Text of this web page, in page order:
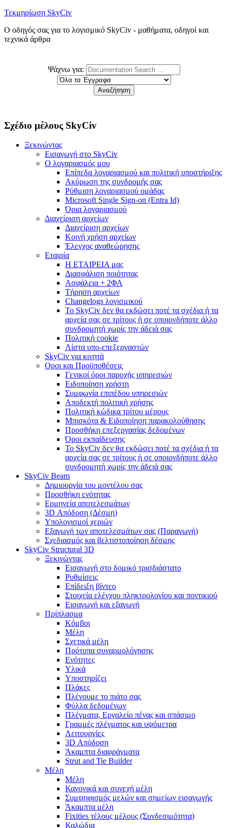
Τεκμηρίωση SkyCiv
Ο οδηγός σας για το λογισμικό SkyCiv - μαθήματα, οδηγοί και
τεχνικά άρθρα
Ψάχνω για:
Σχέδιο μέλους SkyCiv
Ξεκινώντας
Εισαγωγή στο SkyCiv
Ο λογαριασμός μου
Επίπεδα λογαριασμού και πολιτική υποστήριξης
Ακύρωση της συνδρομής σας
Ρύθμιση λογαριασμού ομάδας
Microsoft Single Sign-on (Entra Id)
Όρια λογαριασμού
Διαχείριση αρχείων
Διαχείριση αρχείων
Κοινή χρήση αρχείων
Έλεγχος αναθεώρησης
Εταιρία
Η ΕΤΑΙΡΕΙΑ μας
Διασφάλιση ποιότητας
Ασφάλεια + 2ΦΑ
Τήρηση αρχείων
Changelogs λογισμικού
Το SkyCiv δεν θα εκδώσει ποτέ τα σχέδια ή τα
αρχεία σας σε τρίτους ή σε οποιονδήποτε άλλο
συνδρομητή χωρίς την άδειά σας
Πολιτική cookie
Λίστα υπο-επεξεργαστών
SkyCiv για κινητά
Οροι και Προϋποθέσεις
Γενικοί όροι παροχής υπηρεσιών
Ειδοποίηση χρήστη
Συμφωνία επιπέδου υπηρεσιών
Αποδεκτή πολιτική χρήσης
Πολιτική κώδικα τρίτου μέρους
Μπισκότα & Ειδοποίηση παρακολούθησης
Προσθήκη επεξεργασίας δεδομένων
Όροι εκπαίδευσης
Το SkyCiv δεν θα εκδώσει ποτέ τα σχέδια ή τα
αρχεία σας σε τρίτους ή σε οποιονδήποτε άλλο
συνδρομητή χωρίς την άδειά σας
SkyCiv Beam
Δημιουργία του μοντέλου σας
Προσθήκη ενότητας
Ερμηνεία αποτελεσμάτων
3D Απόδοση (Δέσμη)
Υπολογισμοί χεριών
Εξαγωγή των αποτελεσμάτων σας (Παραγωγή)
Σχεδιασμός και βελτιστοποίηση δέσμης
SkyCiv Structural 3D
Ξεκινώντας
Εισαγωγή στο δομικό τρισδιάστατο
Ρυθμίσεις
Επίδειξη βίντεο
Στοιχεία ελέγχου πληκτρολογίου και ποντικιού
Εισαγωγή και εξαγωγή
Πρίπλασμα
Κόμβοι
Μέλη
Σχετικά μέλη
Πρότυπα συναρμολόγησης
Ενότητες
Υλικά
Υποστηρίζει
Πλάκες
Πλένουμε το πιάτο σας
Φύλλα δεδομένων
Πλέγματα, Εργαλείο πένας και σπάσιμο
Γραμμές πλέγματος και υψόμετρα
Λειτουργίες
3D Απόδοση
Άκαμπτα διαφράγματα
Strut and Tie Builder
Μέλη
Μέλη
Κανονικά και συνεχή μέλη
Συμψηφισμός μελών και σημείων εισαγωγής
Άκαμπτα μέλη
Fixities τέλους μέλους (Συνδεσιμότητα)
Καλώδια